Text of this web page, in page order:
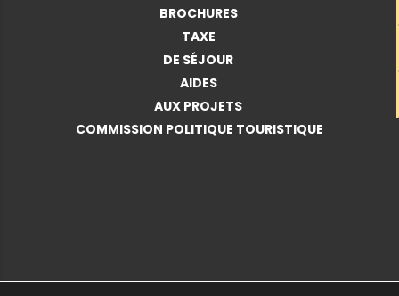
BROCHURES
TAXE
DE SÉJOUR
AIDES
AUX PROJETS
COMMISSION POLITIQUE TOURISTIQUE